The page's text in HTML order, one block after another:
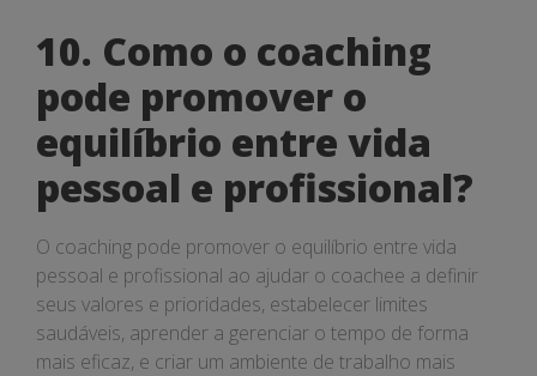
10. Como o coaching
pode promover o
equilíbrio entre vida
pessoal e profissional?
O coaching pode promover o equilíbrio entre vida
pessoal e profissional ao ajudar o coachee a definir
seus valores e prioridades, estabelecer limites
saudáveis, aprender a gerenciar o tempo de forma
mais eficaz, e criar um ambiente de trabalho mais